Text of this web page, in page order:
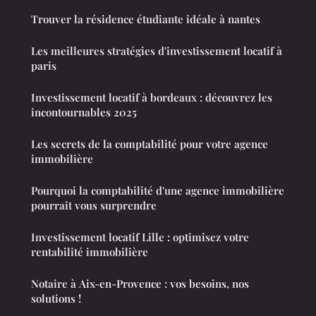
Trouver la résidence étudiante idéale à nantes
Les meilleures stratégies d'investissement locatif à
paris
Investissement locatif à bordeaux : découvrez les
incontournables 2025
Les secrets de la comptabilité pour votre agence
immobilière
Pourquoi la comptabilité d'une agence immobilière
pourrait vous surprendre
Investissement locatif Lille : optimisez votre
rentabilité immobilière
Notaire à Aix-en-Provence : vos besoins, nos
solutions !